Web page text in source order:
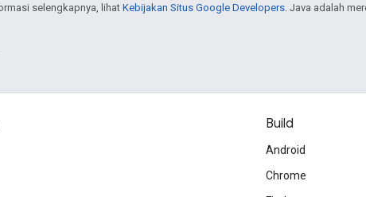
selengkapnya, lihat Kebijakan Situs Google Developers . Java adalah
Build
Android
Chrome